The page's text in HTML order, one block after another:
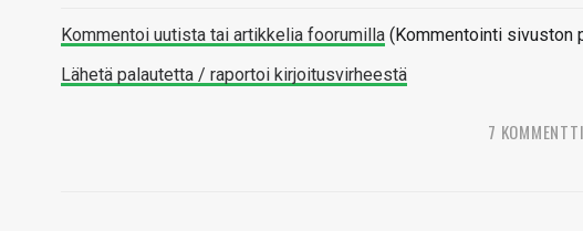
Kommentoi uutista tai artikkelia foorumilla (Kommentointi
Lähetä palautetta / raportoi kirjoitusvirheestä
7